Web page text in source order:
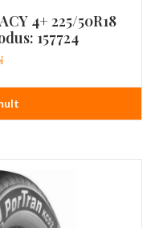
4+ 225/50R18
157724